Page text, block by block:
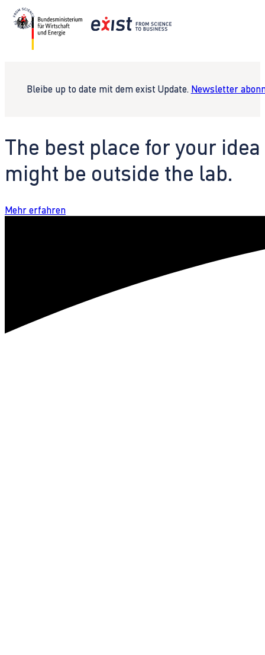
Bleibe up to date mit dem exist Update. Newsletter
The best place for your idea
might be outside the lab.
Mehr erfahren